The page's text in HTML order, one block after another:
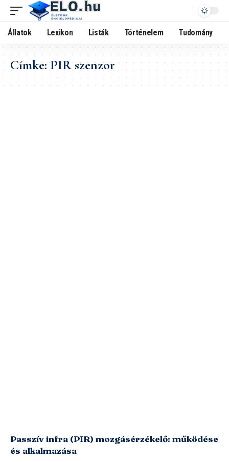
Állatok Lexikon Listák Történelem Tudomány
Címke:PIR szenzor
Passzív infra (PIR) mozgásérzékelő: működése
és alkalmazása